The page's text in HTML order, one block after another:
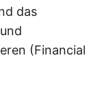
das
(Financial